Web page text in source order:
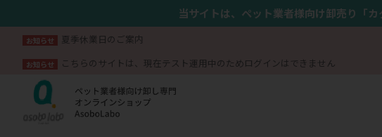
当サイトは、ペット業者様向け卸売り「
お知らせ 夏季休業日のご案内
お知らせ こちらのサイトは、現在テスト運用中のためログインはできません